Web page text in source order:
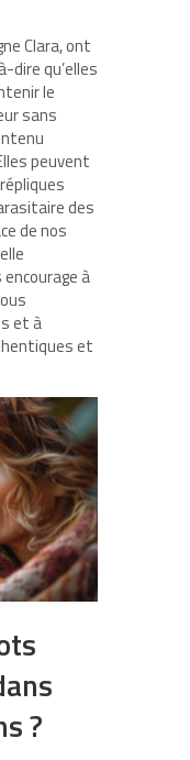
Clara, ont
dire qu’elles
le
sans
peuvent
des
de nos
à
et à
et
?